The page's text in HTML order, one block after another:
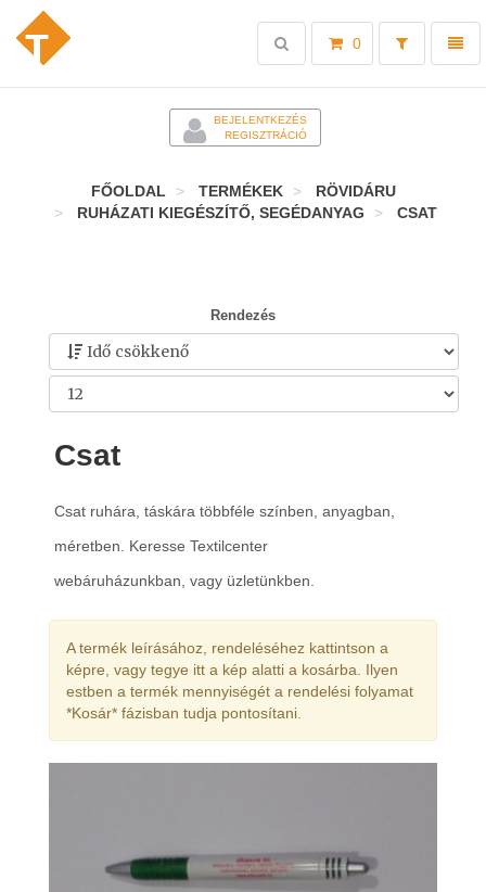
Toggle
0
Toggle
search
BEJELENTKEZÉS
REGISZTRÁCIÓ
FŐOLDAL TERMÉKEK
RÖVIDÁRU
RUHÁZATI KIEGÉSZÍTŐ, SEGÉDANYAG
CSAT
Rendezés
Csat
Csat ruhára, táskára többféle színben, anyagban,
méretben. Keresse Textilcenter
webáruházunkban, vagy üzletünkben.
A termék leírásához, rendeléséhez kattintson a
képre, vagy tegye itt a kép alatti a kosárba. Ilyen
estben a termék mennyiségét a rendelési folyamat
*Kosár* fázisban tudja pontosítani.